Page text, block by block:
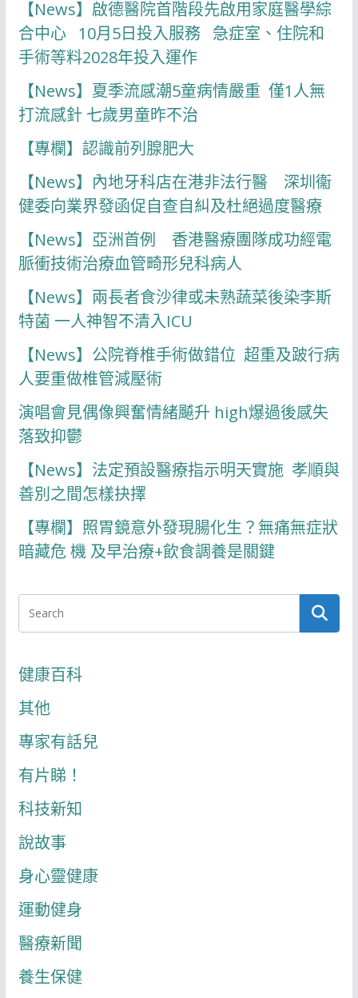
【News】啟德醫院首階段先啟用家庭醫學綜
合中心 10月5日投入服務 急症室、住院和
手術等料2028年投入運作
【News】夏季流感潮5童病情嚴重 僅1人無
打流感針 七歲男童昨不治
【專欄】認識前列腺肥大
【News】內地牙科店在港非法行醫 深圳衞
健委向業界發函促自查自糾及杜絕過度醫療
【News】亞洲首例 香港醫療團隊成功經電
脈衝技術治療血管畸形兒科病人
【News】兩長者食沙律或未熟蔬菜後染李斯
特菌 一人神智不清入ICU
【News】公院脊椎手術做錯位 超重及跛行病
人要重做椎管減壓術
演唱會見偶像興奮情緒飇升 high爆過後感失
落致抑鬱
【News】法定預設醫療指示明天實施 孝順與
善別之間怎樣抉擇
【專欄】照胃鏡意外發現腸化生？無痛無症狀
暗藏危 機 及早治療+飲食調養是關鍵
健康百科
其他
專家有話兒
有片睇！
科技新知
說故事
身心靈健康
運動健身
醫療新聞
養生保健